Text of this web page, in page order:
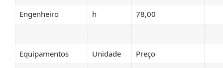
Engenheiro h 78,00
Equipamentos Unidade
Preço